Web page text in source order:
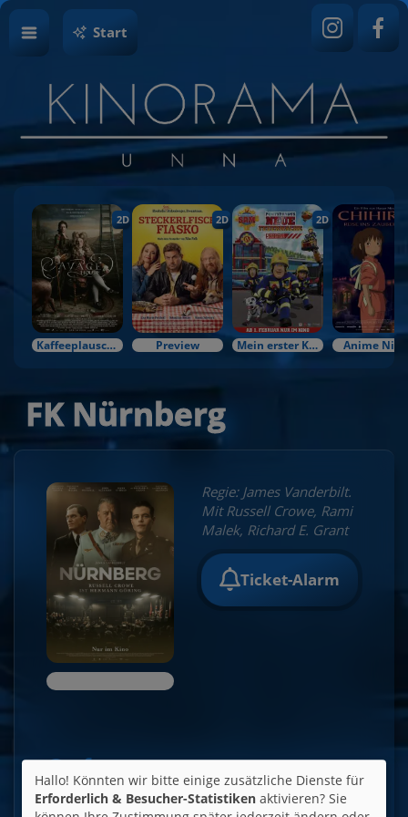
Start
2D
Kaffeeplausch & Kinozauber
2D
Preview
2D
Mein erster Kinobesuch Anime
FK Nürnberg
Regie: James Vanderbilt.
Mit Russell Crowe, Rami
Malek, Richard E. Grant
Ticket-Alarm
Altersfreigabe:
Hallo! Könnten wir bitte einige zusätzliche Dienste für
Erforderlich & Besucher-Statistiken aktivieren? Sie